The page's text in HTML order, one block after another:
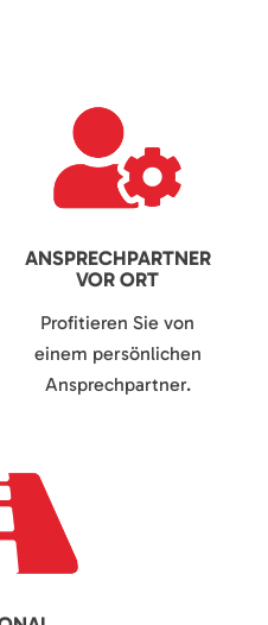
ANSPRECHPARTNER
VOR ORT
Profitieren Sie von
einem persönlichen
Ansprechpartner.